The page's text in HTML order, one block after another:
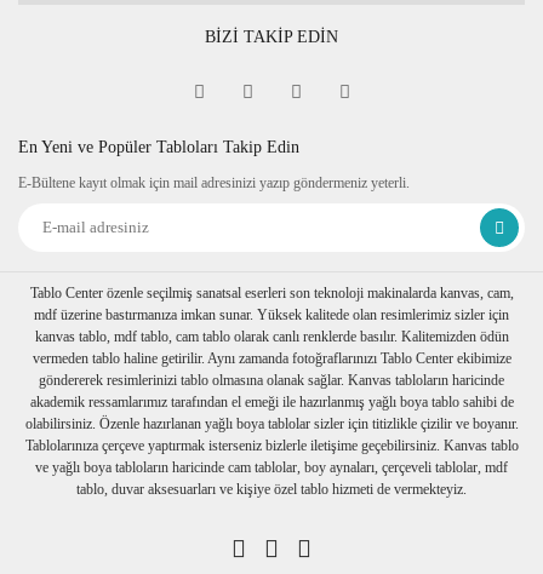
BİZİ TAKİP EDİN
En Yeni ve Popüler Tabloları Takip Edin
E-Bültene kayıt olmak için mail adresinizi yazıp göndermeniz yeterli.
Tablo Center özenle seçilmiş sanatsal eserleri son teknoloji makinalarda kanvas, cam,
mdf üzerine bastırmanıza imkan sunar. Yüksek kalitede olan resimlerimiz sizler için
kanvas tablo, mdf tablo, cam tablo olarak canlı renklerde basılır. Kalitemizden ödün
vermeden tablo haline getirilir. Aynı zamanda fotoğraflarınızı Tablo Center ekibimize
göndererek resimlerinizi tablo olmasına olanak sağlar. Kanvas tabloların haricinde
akademik ressamlarımız tarafından el emeği ile hazırlanmış yağlı boya tablo sahibi de
olabilirsiniz. Özenle hazırlanan yağlı boya tablolar sizler için titizlikle çizilir ve boyanır.
Tablolarınıza çerçeve yaptırmak isterseniz bizlerle iletişime geçebilirsiniz. Kanvas tablo
ve yağlı boya tabloların haricinde cam tablolar, boy aynaları, çerçeveli tablolar, mdf
tablo, duvar aksesuarları ve kişiye özel tablo hizmeti de vermekteyiz.